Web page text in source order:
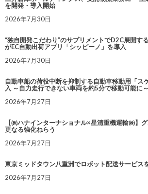
を開発・導入開始
2026年7月30日
“独自開発こだわり”のサプリメントでD2C展開す
がEC自動出荷アプリ「シッピーノ」を導入
2026年7月30日
自動車船の荷役中断を抑制する自動車移動用「ス
入 ～自力走行できない車両を約5分で移動可能に～
2026年7月27日
【㈱ハナインターナショナル×星清重機運輸㈱】
更なる強化ねらう
2026年7月27日
東京ミッドタウン八重洲でロボット配送サービス
2026年7月27日